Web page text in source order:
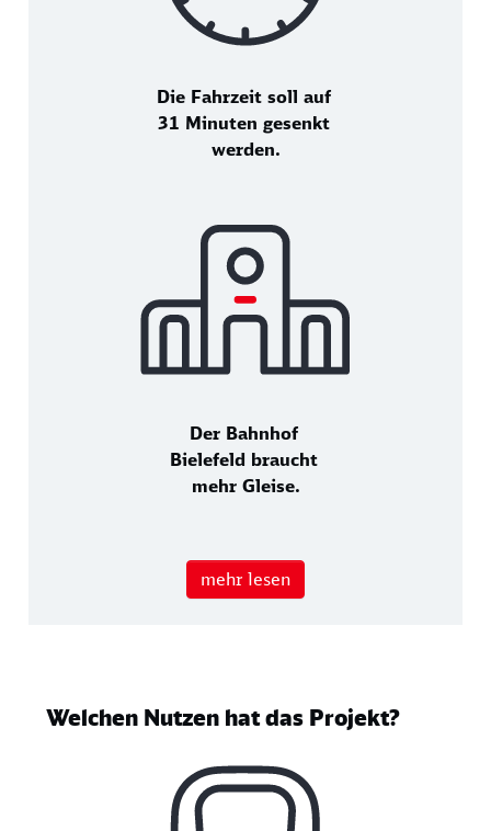
Die Fahrzeit soll auf
31 Minuten gesenkt
werden.
Der Bahnhof
Bielefeld braucht
mehr Gleise.
mehr lesen
Welchen Nutzen hat das Projekt?